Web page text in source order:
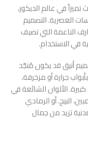
تميزاً في عالم الديكور،
العصرية. التصميم
الناعمة التي تضيف
في الاستخدام.
أنيق قد يكون مُنجّد
جرارة أو مزخرفة،
الألوان الشائعة في
البيج، أو الرمادي
تزيد من جمال